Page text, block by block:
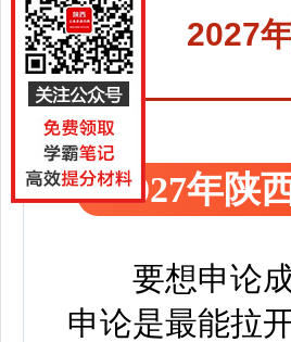
2027
2027年陕
要想申论
申论是最能拉